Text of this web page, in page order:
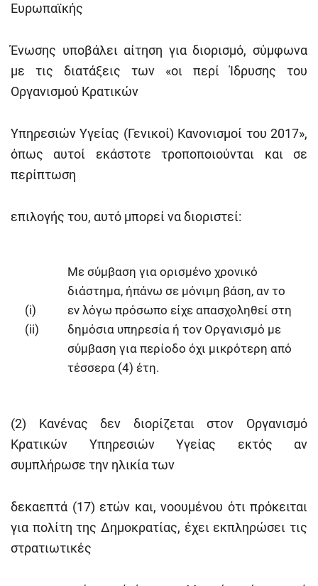
Ευρωπαϊκής
Ένωσης υποβάλει αίτηση για διορισμό, σύμφωνα
με τις διατάξεις των «οι περί Ίδρυσης του
Οργανισμού Κρατικών
Υπηρεσιών Υγείας (Γενικοί) Κανονισμοί του 2017»,
όπως αυτοί εκάστοτε τροποποιούνται και σε
περίπτωση
επιλογής του, αυτό μπορεί να διοριστεί:
(i)
(ii)
Με σύμβαση για ορισμένο χρονικό
διάστημα, ήπάνω σε μόνιμη βάση, αν το
εν λόγω πρόσωπο είχε απασχοληθεί στη
δημόσια υπηρεσία ή τον Οργανισμό με
σύμβαση για περίοδο όχι μικρότερη από
τέσσερα (4) έτη.
(2) Κανένας δεν διορίζεται στον Οργανισμό
Κρατικών Υπηρεσιών Υγείας εκτός αν
συμπλήρωσε την ηλικία των
δεκαεπτά (17) ετών και, νοουμένου ότι πρόκειται
για πολίτη της Δημοκρατίας, έχει εκπληρώσει τις
στρατιωτικές